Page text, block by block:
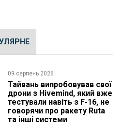
09 серпень 2026
Тайвань випробовував свої
дрони з Hivemind, який вже
тестували навіть з F-16, не
говорячи про ракету Ruta
та інші системи